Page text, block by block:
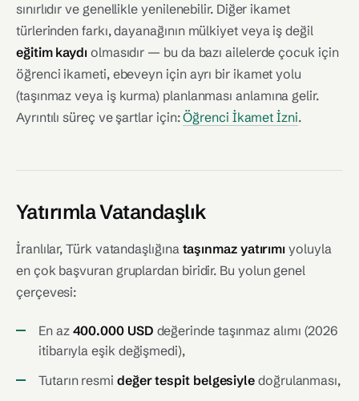
sınırlıdır ve genellikle yenilenebilir. Diğer ikamet
türlerinden farkı, dayanağının mülkiyet veya iş değil
eğitim kaydı olmasıdır — bu da bazı ailelerde çocuk için
öğrenci ikameti, ebeveyn için ayrı bir ikamet yolu
(taşınmaz veya iş kurma) planlanması anlamına gelir.
Ayrıntılı süreç ve şartlar için:Öğrenci İkamet İzni.
Yatırımla Vatandaşlık
İranlılar, Türk vatandaşlığına taşınmaz yatırımı yoluyla
en çok başvuran gruplardan biridir. Bu yolun genel
çerçevesi:
En az 400.000 USD değerinde taşınmaz alımı (2026
itibarıyla eşik değişmedi),
Tutarın resmi değer tespit belgesiyle doğrulanması,